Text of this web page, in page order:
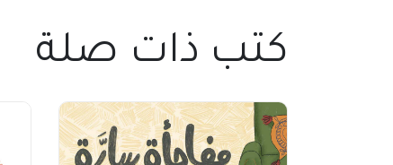
كتب ذات صلة